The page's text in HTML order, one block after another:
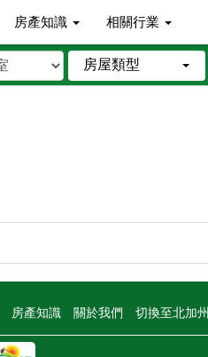
房產知識 相關行業
房屋類型
房產知識 關於我們 切換至北加州